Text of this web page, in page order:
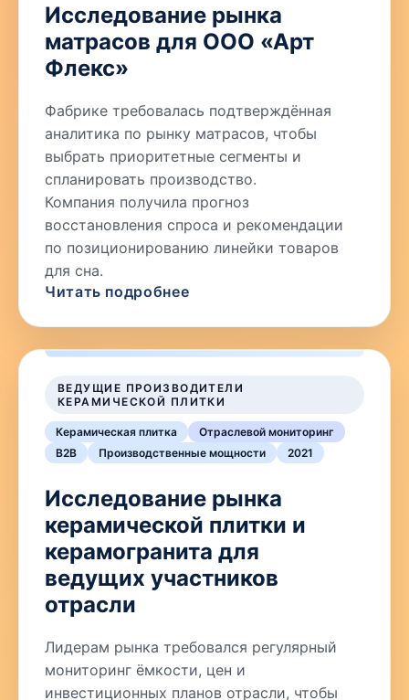
Исследование рынка
матрасов для ООО «Арт
Флекс»
Фабрике требовалась подтверждённая
аналитика по рынку матрасов, чтобы
выбрать приоритетные сегменты и
спланировать производство.
Компания получила прогноз
восстановления спроса и рекомендации
по позиционированию линейки товаров
для сна.
Читать подробнее
ВЕДУЩИЕ ПРОИЗВОДИТЕЛИ
КЕРАМИЧЕСКОЙ ПЛИТКИ
Керамическая плитка
Отраслевой мониторинг
B2B
Производственные мощности 2021
Исследование рынка
керамической плитки и
керамогранита для
ведущих участников
отрасли
Лидерам рынка требовался регулярный
мониторинг ёмкости, цен и
инвестиционных планов отрасли, чтобы